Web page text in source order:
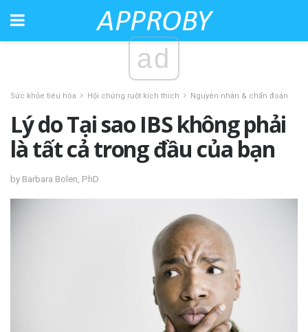
ad
Sức khỏe tiêu hóa Hội chứng ruột kích thích Nguyên nhân & chẩn đoán
Lý do Tại sao IBS không phải
là tất cả trong đầu của bạn
by Barbara Bolen, PhD